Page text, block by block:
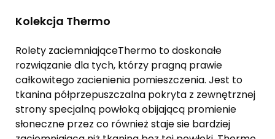
Kolekcja Thermo
Rolety zaciemniająceThermo to doskonałe
rozwiązanie dla tych, którzy pragną prawie
całkowitego zacienienia pomieszczenia. Jest to
tkanina półprzepuszczalna pokryta z zewnętrznej
strony specjalną powłoką obijającą promienie
słoneczne przez co również staje sie bardziej